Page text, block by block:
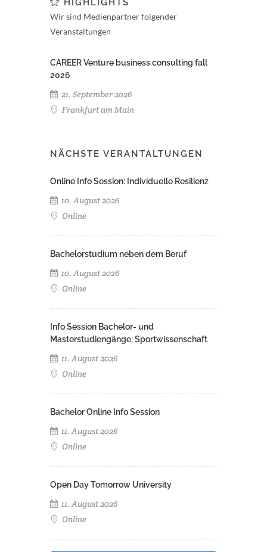
Wir sind Medienpartner folgender
Veranstaltungen
CAREER Venture business consulting fall
2026
21. September 2026
Frankfurt am Main
NÄCHSTE VERANTALTUNGEN
Online Info Session: Individuelle Resilienz
10. August 2026
Online
Bachelorstudium neben dem Beruf
10. August 2026
Online
Info Session Bachelor- und
Masterstudiengänge: Sportwissenschaft
11. August 2026
Online
Bachelor Online Info Session
11. August 2026
Online
Open Day Tomorrow University
11. August 2026
Online